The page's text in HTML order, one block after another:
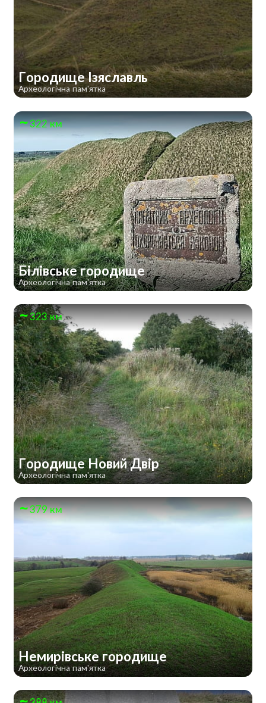
Городище Ізяславль
Археологічна пам'ятка
322 км
Білівське городище
Археологічна пам'ятка
323 км
Городище Новий Двір
Археологічна пам'ятка
379 км
Немирівське городище
Археологічна пам'ятка